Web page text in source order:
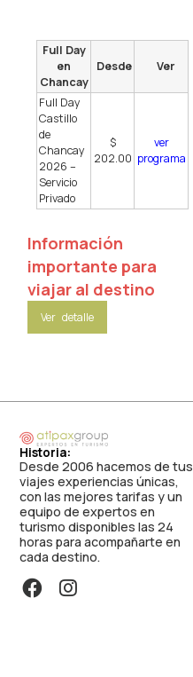
Full Day
en
Chancay
Desde Ver
Full Day
Castillo
de
Chancay
2026 –
Servicio
Privado
$
202.00
ver
programa
Información
importante para
viajar al destino
Ver detalle
Historia:
Desde 2006 hacemos de tus
viajes experiencias únicas,
con las mejores tarifas y un
equipo de expertos en
turismo disponibles las 24
horas para acompañarte en
cada destino.